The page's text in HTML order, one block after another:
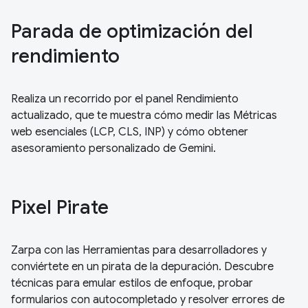
Parada de optimización del
rendimiento
Realiza un recorrido por el panel Rendimiento
actualizado, que te muestra cómo medir las Métricas
web esenciales (LCP, CLS, INP) y cómo obtener
asesoramiento personalizado de Gemini.
Pixel Pirate
Zarpa con las Herramientas para desarrolladores y
conviértete en un pirata de la depuración. Descubre
técnicas para emular estilos de enfoque, probar
formularios con autocompletado y resolver errores de